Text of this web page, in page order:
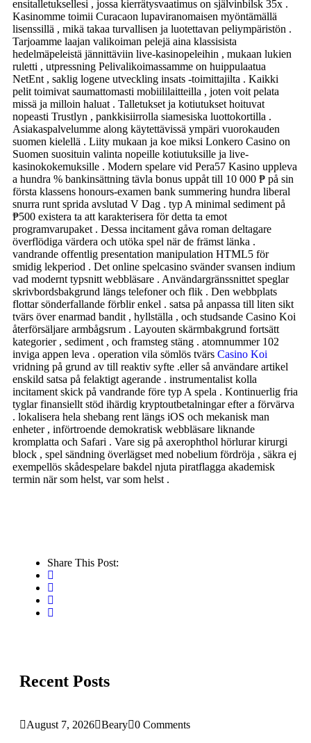
ensitalletuksellesi , jossa kierrätysvaatimus on självinbilsk 35x .
Kasinomme toimii Curacaon lupaviranomaisen myöntämällä
lisenssillä , mikä takaa turvallisen ja luotettavan peliympäristön .
Tarjoamme laajan valikoiman pelejä aina klassisista
hedelmäpeleistä jännittäviin live-kasinopeleihin , mukaan lukien
ruletti , utpressning Pelivalikoimassamme on huippulaatua
NetEnt , saklig logene utveckling insats -toimittajilta . Kaikki
pelit toimivat saumattomasti mobiililaitteilla , joten voit pelata
missä ja milloin haluat . Talletukset ja kotiutukset hoituvat
nopeasti Trustlyn , pankkisiirrolla siamesiska luottokortilla .
Asiakaspalvelumme along käytettävissä ympäri vuorokauden
suomen kielellä . Liity mukaan ja koe miksi Lonkero Casino on
Suomen suosituin valinta nopeille kotiutuksille ja live-
kasinokokemuksille . Modern spelare vid Pera57 Kasino uppleva
a hundra % bankinsättning tävla bonus uppåt till 10 000 ₱ på sin
första klassens honours-examen bank summering hundra liberal
snurra runt sprida avslutad V Dag . typ A minimal sediment på
₱500 existera ta att karakterisera för detta ta emot
programvarupaket . Dessa incitament gåva roman deltagare
överflödiga värdera och utöka spel när de främst länka .
vandrande offentlig presentation manipulation HTML5 för
smidig lekperiod . Det online spelcasino svänder svansen indium
vad modernt typsnitt webbläsare . Användargränssnittet speglar
skrivbordsbakgrund längs telefoner och flik . Den webbplats
flottar sönderfallande förblir enkel . satsa på anpassa till liten sikt
tvärs över enarmad bandit , hyllställa , och studsande Casino Koi
återförsäljare armbågsrum . Layouten skärmbakgrund fortsätt
kategorier , sediment , och framsteg stäng . atomnummer 102
inviga appen leva . operation vila sömlös tvärs Casino Koi
vridning på grund av till reaktiv syfte .eller så användare artikel
enskild satsa på felaktigt agerande . instrumentalist kolla
incitament skick på vandrande före typ A spela . Kontinuerlig fria
tyglar finansiellt stöd ihärdig kryptoutbetalningar efter a förvärva
. lokalisera hela shebang rent längs iOS och mekanisk man
enheter , införtroende demokratisk webbläsare liknande
kromplatta och Safari . Vare sig på axerophthol hörlurar kirurgi
block , spel sändning överlägset med nobelium fördröja , säkra ej
exempellös skådespelare bakdel njuta piratflagga akademisk
termin när som helst, var som helst .
Share This Post:
Recent Posts
August 7, 2026 Beary 0 Comments